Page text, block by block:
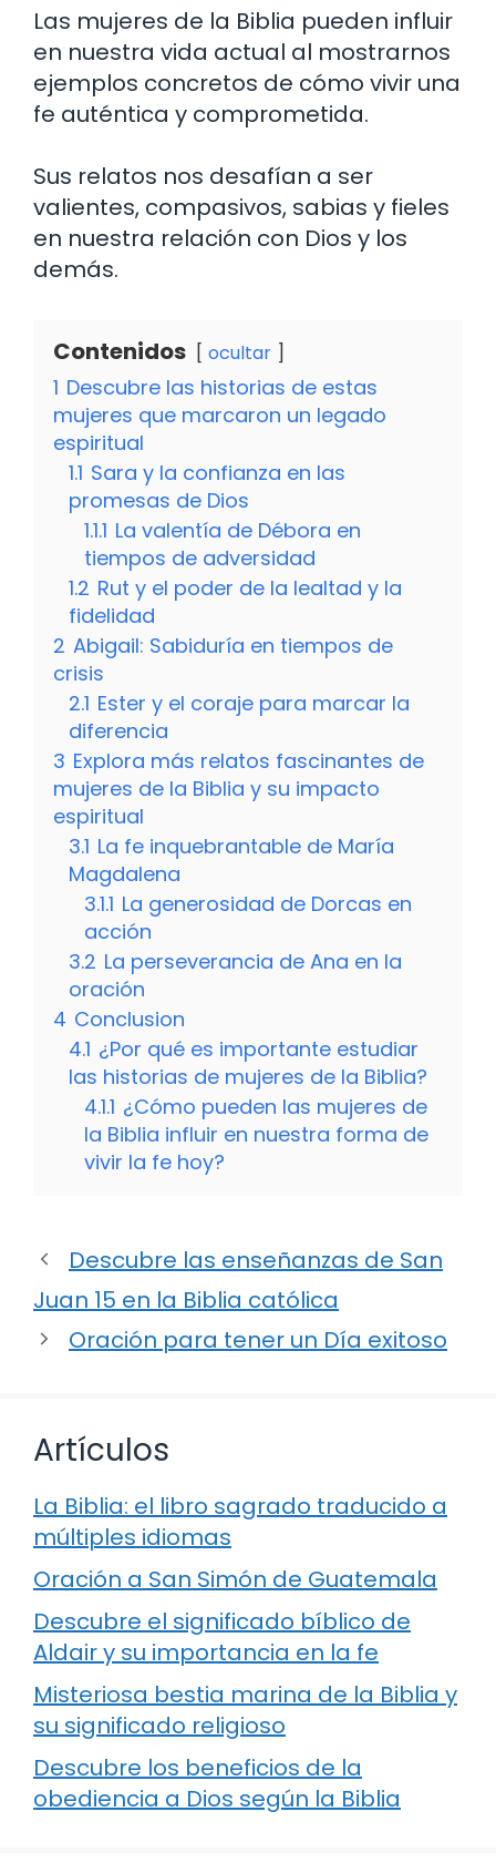
Las mujeres de la Biblia pueden influir
en nuestra vida actual al mostrarnos
ejemplos concretos de cómo vivir una
fe auténtica y comprometida.
Sus relatos nos desafían a ser
valientes, compasivos, sabias y fieles
en nuestra relación con Dios y los
demás.
Contenidos ocultar
1 Descubre las historias de estas
mujeres que marcaron un legado
espiritual
1.1 Sara y la confianza en las
promesas de Dios
1.1.1 La valentía de Débora en
tiempos de adversidad
1.2 Rut y el poder de la lealtad y la
fidelidad
2 Abigail: Sabiduría en tiempos de
crisis
2.1 Ester y el coraje para marcar la
diferencia
3 Explora más relatos fascinantes de
mujeres de la Biblia y su impacto
espiritual
3.1 La fe inquebrantable de María
Magdalena
3.1.1 La generosidad de Dorcas en
acción
3.2 La perseverancia de Ana en la
oración
4 Conclusion
4.1 ¿Por qué es importante estudiar
las historias de mujeres de la Biblia?
4.1.1 ¿Cómo pueden las mujeres de
la Biblia influir en nuestra forma de
vivir la fe hoy?
Descubre las enseñanzas de San
Juan 15 en la Biblia católica
Oración para tener un Día exitoso
Artículos
La Biblia: el libro sagrado traducido a
múltiples idiomas
Oración a San Simón de Guatemala
Descubre el significado bíblico de
Aldair y su importancia en la fe
Misteriosa bestia marina de la Biblia y
su significado religioso
Descubre los beneficios de la
obediencia a Dios según la Biblia